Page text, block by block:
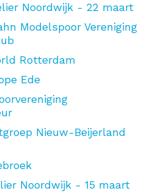
Noordwijk - 22 maart
Modelspoor Vereniging
Rotterdam
Ede
Nieuw-Beijerland
Noordwijk - 15 maart